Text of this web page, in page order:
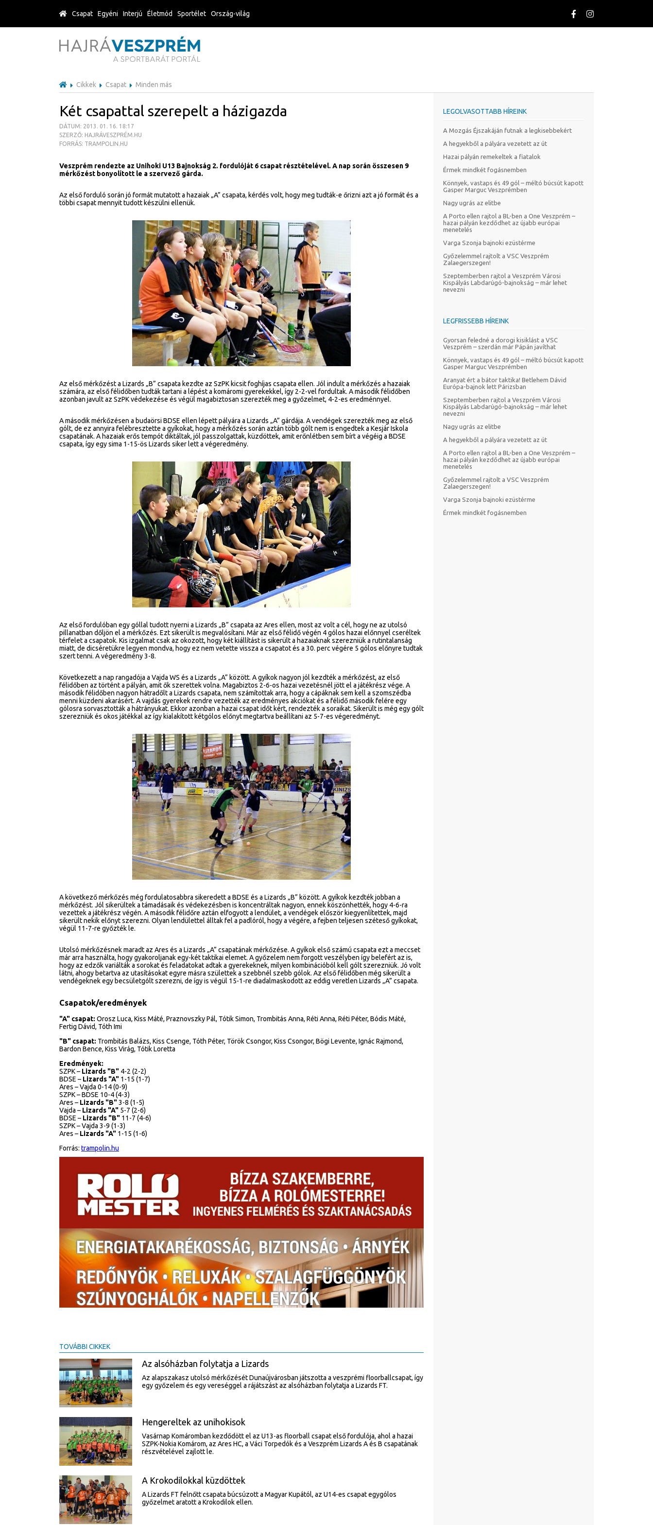
Cikkek Csapat Minden más
Két csapattal szerepelt a házigazda
DÁTUM: 2013. 01. 16. 18:17
SZERZŐ: HAJRÁVESZPRÉM.HU
FORRÁS: TRAMPOLIN.HU
Veszprém rendezte az Unihoki U13 Bajnokság 2. fordulóját 6 csapat résztételével. A nap során összesen 9
mérkőzést bonyolított le a szervező gárda.
Az első forduló során jó formát mutatott a hazaiak „A” csapata, kérdés volt, hogy meg tudták-e őrizni azt a jó formát és a
többi csapat mennyit tudott készülni ellenük.
Az első mérkőzést a Lizards „B” csapata kezdte az SzPK kicsit foghíjas csapata ellen. Jól indult a mérkőzés a hazaiak
számára, az első félidőben tudták tartani a lépést a komáromi gyerekekkel, így 2-2-vel fordultak. A második félidőben
azonban javult az SzPK védekezése és végül magabiztosan szerezték meg a győzelmet, 4-2-es eredménnyel.
A második mérkőzésen a budaörsi BDSE ellen lépett pályára a Lizards „A” gárdája. A vendégek szerezték meg az első
gólt, de ez annyira felébresztette a gyíkokat, hogy a mérkőzés során aztán több gólt nem is engedtek a Kesjár Iskola
csapatának. A hazaiak erős tempót diktáltak, jól passzolgattak, küzdöttek, amit erőnlétben sem bírt a végéig a BDSE
csapata, így egy sima 1-15-ös Lizards siker lett a végeredmény.
Az első fordulóban egy góllal tudott nyerni a Lizards „B” csapata az Ares ellen, most az volt a cél, hogy ne az utolsó
pillanatban dőljön el a mérkőzés. Ezt sikerült is megvalósítani. Már az első félidő végén 4 gólos hazai előnnyel cseréltek
térfelet a csapatok. Kis izgalmat csak az okozott, hogy két kiállítást is sikerült a hazaiaknak szerezniük a rutintalanság
miatt, de dicséretükre legyen mondva, hogy ez nem vetette vissza a csapatot és a 30. perc végére 5 gólos előnyre tudtak
szert tenni. A végeredmény 3-8.
Következett a nap rangadója a Vajda WS és a Lizards „A” között. A gyíkok nagyon jól kezdték a mérkőzést, az első
félidőben az történt a pályán, amit ők szerettek volna. Magabiztos 2-6-os hazai vezetésnél jött el a játékrész vége. A
második félidőben nagyon hátradőlt a Lizards csapata, nem számítottak arra, hogy a cápáknak sem kell a szomszédba
menni küzdeni akarásért. A vajdás gyerekek rendre vezették az eredményes akciókat és a félidő második felére egy
gólosra sorvasztották a hátrányukat. Ekkor azonban a hazai csapat időt kért, rendezték a soraikat. Sikerült is még egy gólt
szerezniük és okos játékkal az így kialakított kétgólos előnyt megtartva beállítani az 5-7-es végeredményt.
A következő mérkőzés még fordulatosabbra sikeredett a BDSE és a Lizards „B” között. A gyíkok kezdték jobban a
mérkőzést. Jól sikerültek a támadásaik és védekezésben is koncentráltak nagyon, ennek köszönhették, hogy 4-6-ra
vezettek a játékrész végén. A második félidőre aztán elfogyott a lendület, a vendégek először kiegyenlítettek, majd
sikerült nekik előnyt szerezni. Olyan lendülettel álltak fel a padlóról, hogy a végére, a fejben teljesen széteső gyíkokat,
végül 11-7-re győzték le.
Utolsó mérkőzésnek maradt az Ares és a Lizards „A” csapatának mérkőzése. A gyíkok első számú csapata ezt a meccset
már arra használta, hogy gyakoroljanak egy-két taktikai elemet. A győzelem nem forgott veszélyben így belefért az is,
hogy az edzők variálták a sorokat és feladatokat adtak a gyerekeknek, milyen kombinációból kell gólt szerezniük. Jó volt
látni, ahogy betartva az utasításokat egyre másra születtek a szebbnél szebb gólok. Az első félidőben még sikerült a
vendégeknek egy becsületgólt szerezni, de így is végül 15-1-re diadalmaskodott az eddig veretlen Lizards „A” csapata.
Csapatok/eredmények
"A" csapat: Orosz Luca, Kiss Máté, Praznovszky Pál, Tótik Simon, Trombitás Anna, Réti Anna, Réti Péter, Bódis Máté,
Fertig Dávid, Tóth Imi
"B" csapat: Trombitás Balázs, Kiss Csenge, Tóth Péter, Török Csongor, Kiss Csongor, Bögi Levente, Ignác Rajmond,
Bardon Bence, Kiss Virág, Tótik Loretta
Eredmények:
SZPK – Lizards "B" 4-2 (2-2)
BDSE – Lizards "A" 1-15 (1-7)
Ares – Vajda 0-14 (0-9)
SZPK – BDSE 10-4 (4-3)
Ares – Lizards "B"3-8 (1-5)
Vajda – Lizards "A" 5-7 (2-6)
BDSE – Lizards "B" 11-7 (4-6)
SZPK – Vajda 3-9 (1-3)
Ares – Lizards "A" 1-15 (1-6)
Forrás: trampolin.hu
TOVÁBBI CIKKEK
Az alsóházban folytatja a Lizards
Az alapszakasz utolsó mérkőzését Dunaújvárosban játszotta a veszprémi floorballcsapat, így
egy győzelem és egy vereséggel a rájátszást az alsóházban folytatja a Lizards FT.
Hengereltek az unihokisok
Vasárnap Komáromban kezdődött el az U13-as floorball csapat első fordulója, ahol a hazai
SZPK-Nokia Komárom, az Ares HC, a Váci Torpedók és a Veszprém Lizards A és B csapatának
részvételével zajlott le.
A Krokodilokkal küzdöttek
A Lizards FT felnőtt csapata búcsúzott a Magyar Kupától, az U14-es csapat egygólos
győzelmet aratott a Krokodilok ellen.
LEGOLVASOTTABB HÍREINK
A Mozgás Éjszakáján futnak a legkisebbekért
A hegyekből a pályára vezetett az út
Hazai pályán remekeltek a fiatalok
Érmek mindkét fogásnemben
Könnyek, vastaps és 49 gól – méltó búcsút kapott
Gasper Marguc Veszprémben
Nagy ugrás az elitbe
A Porto ellen rajtol a BL-ben a One Veszprém –
hazai pályán kezdődhet az újabb európai
menetelés
Varga Szonja bajnoki ezüstérme
Győzelemmel rajtolt a VSC Veszprém
Zalaegerszegen!
Szeptemberben rajtol a Veszprém Városi
Kispályás Labdarúgó-bajnokság – már lehet
nevezni
LEGFRISSEBB HÍREINK
Gyorsan feledné a dorogi kisiklást a VSC
Veszprém – szerdán már Pápán javíthat
Könnyek, vastaps és 49 gól – méltó búcsút kapott
Gasper Marguc Veszprémben
Aranyat ért a bátor taktika! Betlehem Dávid
Európa-bajnok lett Párizsban
Szeptemberben rajtol a Veszprém Városi
Kispályás Labdarúgó-bajnokság – már lehet
nevezni
Nagy ugrás az elitbe
A hegyekből a pályára vezetett az út
A Porto ellen rajtol a BL-ben a One Veszprém –
hazai pályán kezdődhet az újabb európai
menetelés
Győzelemmel rajtolt a VSC Veszprém
Zalaegerszegen!
Varga Szonja bajnoki ezüstérme
Érmek mindkét fogásnemben
Csapat Egyéni Interjú Életmód Sportélet Ország-világ